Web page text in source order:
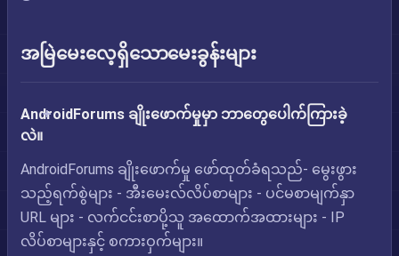
အမြဲမေးလေ့ရှိသောမေးခွန်းများ
AndroidForums ချိုးဖောက်မှုမှာ ဘာတွေပေါက်ကြားခဲ့
လဲ။
AndroidForums ချိုးဖောက်မှု ဖော်ထုတ်ခံရသည်- မွေးဖွား
သည့်ရက်စွဲများ - အီးမေးလ်လိပ်စာများ - ပင်မစာမျက်နှာ
URL များ - လက်ငင်းစာပို့သူ အထောက်အထားများ - IP
လိပ်စာများနှင့် စကားဝှက်များ။